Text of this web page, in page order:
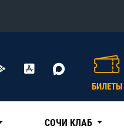
БИЛЕТЫ
СОЧИ КЛАБ